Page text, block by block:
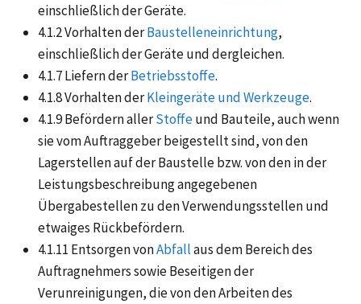
einschließlich der Geräte.
4.1.2 Vorhalten derBaustelleneinrichtung,
einschließlich der Geräte und dergleichen.
4.1.7 Liefern derBetriebsstoffe.
4.1.8 Vorhalten derKleingeräte und Werkzeuge.
4.1.9 Befördern allerStoffeund Bauteile, auch wenn
sie vom Auftraggeber beigestellt sind, von den
Lagerstellen auf der Baustelle bzw. von den in der
Leistungsbeschreibung angegebenen
Übergabestellen zu den Verwendungsstellen und
etwaiges Rückbefördern.
4.1.11 Entsorgen vonAbfallaus dem Bereich des
Auftragnehmers sowie Beseitigen der
Verunreinigungen, die von den Arbeiten des